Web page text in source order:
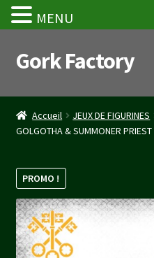
Aller
à
navigation
Aller
au
Gork Factory
Accueil
CGV
Mon compte
Panier
Stripe Payment Success Page
Accueil JEUX DE FIGURINES
GOLGOTHA & SUMMONER PRIEST
PROMO !
MENU